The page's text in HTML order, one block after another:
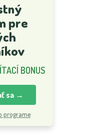
pre
BONUS
sa →
programe